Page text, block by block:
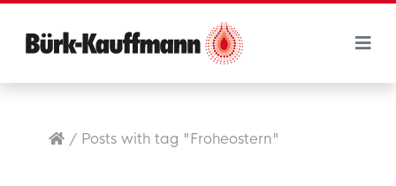
/ Posts with tag "Froheostern"